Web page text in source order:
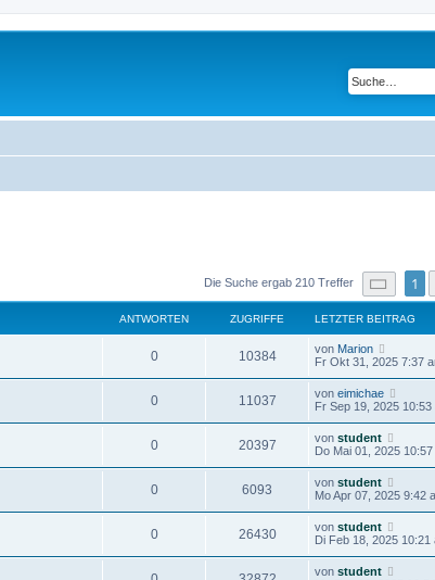
Die Suche ergab 210 Treffer Seite1
ANTWORTEN ZUGRIFFE LETZTER BEITRAG
0 10384 von Marion
Fr Okt 31, 2025 7:37
0 11037 von eimichae
Fr Sep 19, 2025 10:53
0 20397 von student
Do Mai 01, 2025
0 6093 von student
Mo Apr 07, 2025 9:42
0 26430 von student
Di Feb 18, 2025 10:21
von student